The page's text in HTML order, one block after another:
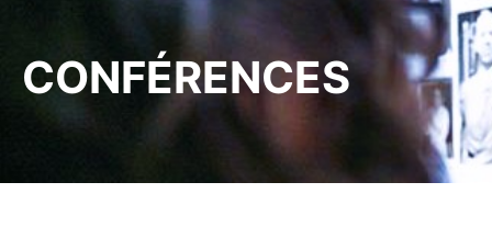
CONFÉRENCES